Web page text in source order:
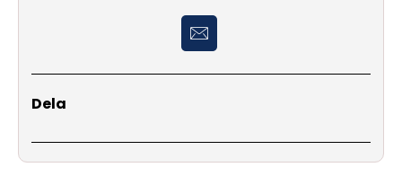
Dela